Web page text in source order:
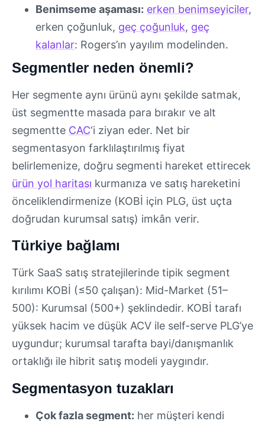
Benimseme aşaması: erken benimseyiciler,
erken çoğunluk, geç çoğunluk, geç
kalanlar: Rogers’ın yayılım modelinden.
Segmentler neden önemli?
Her segmente aynı ürünü aynı şekilde satmak,
üst segmentte masada para bırakır ve alt
segmentte CAC‘i ziyan eder. Net bir
segmentasyon farklılaştırılmış fiyat
belirlemenize, doğru segmenti hareket ettirecek
ürün yol haritası kurmanıza ve satış hareketini
önceliklendirmenize (KOBİ için PLG, üst uçta
doğrudan kurumsal satış) imkân verir.
Türkiye bağlamı
Türk SaaS satış stratejilerinde tipik segment
kırılımı KOBİ (≤50 çalışan): Mid-Market (51–
500): Kurumsal (500+) şeklindedir. KOBİ tarafı
yüksek hacim ve düşük ACV ile self-serve PLG’ye
uygundur; kurumsal tarafta bayi/danışmanlık
ortaklığı ile hibrit satış modeli yaygındır.
Segmentasyon tuzakları
Çok fazla segment: her müşteri kendi